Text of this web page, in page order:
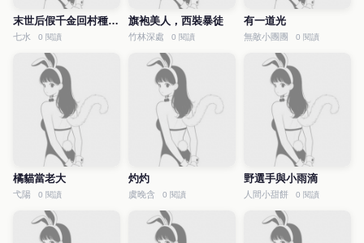
末世后假千金回村種田了
七水 0 閱讀
旗袍美人，西裝暴徒
竹林深處 0 閱讀
有一道光
無敵小團團 0 閱讀
橘貓當老大
弋陽 0 閱讀
灼灼
虞晚含 0 閱讀
野選手與小雨滴
人間小甜餅 0 閱讀